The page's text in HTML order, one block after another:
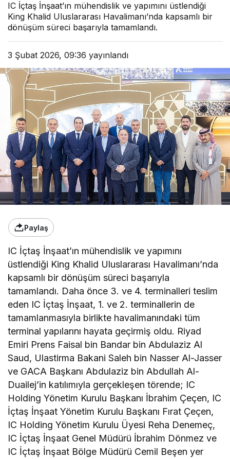
IC İçtaş İnşaat’ın mühendislik ve yapımını üstlendiği
King Khalid Uluslararası Havalimanı’nda kapsamlı bir
dönüşüm süreci başarıyla tamamlandı.
3 Şubat 2026, 09:36 yayınlandı
Paylaş
IC İçtaş İnşaat’ın mühendislik ve yapımını
üstlendiği King Khalid Uluslararası Havalimanı’nda
kapsamlı bir dönüşüm süreci başarıyla
tamamlandı. Daha önce 3. ve 4. terminalleri teslim
eden IC İçtaş İnşaat, 1. ve 2. terminallerin de
tamamlanmasıyla birlikte havalimanındaki tüm
terminal yapılarını hayata geçirmiş oldu. Riyad
Emiri Prens Faisal bin Bandar bin Abdulaziz Al
Saud, Ulastirma Bakani Saleh bin Nasser Al-Jasser
ve GACA Başkanı Abdulaziz bin Abdullah Al-
Duailej’in katılımıyla gerçekleşen törende; IC
Holding Yönetim Kurulu Başkanı İbrahim Çeçen, IC
İçtaş İnşaat Yönetim Kurulu Başkanı Fırat Çeçen,
IC Holding Yönetim Kurulu Üyesi Reha Denemeç,
IC İçtaş İnşaat Genel Müdürü İbrahim Dönmez ve
IC İçtaş İnşaat Bölge Müdürü Cemil Beşen yer